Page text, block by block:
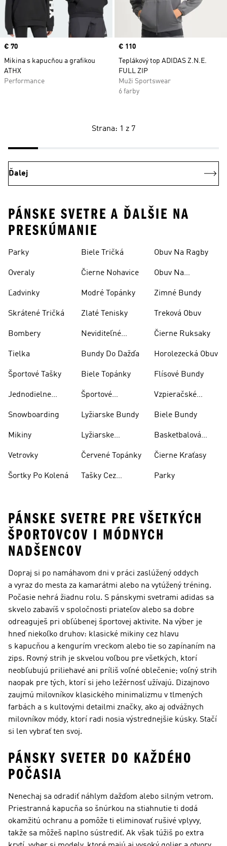
Price
€ 70
Mikina s kapucňou a grafikou
ATHX
Performance
Price
€ 110
Teplákový top ADIDAS Z.N.E.
FULL ZIP
Muži Sportswear
6 farby
Strana: 1 z 7
Ďalej
PÁNSKE SVETRE A ĎALŠIE NA
PRESKÚMANIE
Parky
Overaly
Ľadvinky
Skrátené Tričká
Bombery
Tielka
Športové Tašky
Jednodielne
Snowboarding
Mikiny
Vetrovky
Šortky Po Kolená
Biele Tričká
Čierne Nohavice
Modré Topánky
Zlaté Tenisky
Neviditeľné
Bundy Do Dažďa
Biele Topánky
Športové
Lyžiarske Bundy
Lyžiarske
Červené Topánky
Tašky Cez
Obuv Na Ragby
Obuv Na
Zimné Bundy
Treková Obuv
Čierne Ruksaky
Horolezecká Obuv
Flísové Bundy
Vzpieračské
Biele Bundy
Basketbalová
Čierne Kraťasy
Parky
PÁNSKE SVETRE PRE VŠETKÝCH
ŠPORTOVCOV I MÓDNYCH
NADŠENCOV
Dopraj si po namáhavom dni v práci zaslúžený oddych
a vyraz do mesta za kamarátmi alebo na vytúžený tréning.
Počasie nehrá žiadnu rolu. S pánskymi svetrami adidas sa
skvelo zabavíš v spoločnosti priateľov alebo sa dobre
odreaguješ pri obľúbenej športovej aktivite. Na výber je
hneď niekoľko druhov: klasické mikiny cez hlavu
s kapucňou a kengurím vreckom alebo tie so zapínaním na
zips. Rovný strih je skvelou voľbou pre všetkých, ktorí
neobľubujú priliehavé ani príliš voľné oblečenie; voľný strih
naopak pre tých, ktorí si jeho ležérnosť užívajú. Dizajnovo
zaujmú milovníkov klasického minimalizmu v tlmených
farbách a s kultovými detailmi značky, ako aj odvážnych
milovníkov módy, ktorí radi nosia výstrednejšie kúsky. Stačí
si len vybrať ten svoj.
PÁNSKY SVETER DO KAŽDÉHO
POČASIA
Nenechaj sa odradiť náhlym dažďom alebo silným vetrom.
Priestranná kapucňa so šnúrkou na stiahnutie ti dodá
okamžitú ochranu a pomôže ti eliminovať rušivé vplyvy,
takže sa môžeš naplno sústrediť. Ak však túžiš po extra